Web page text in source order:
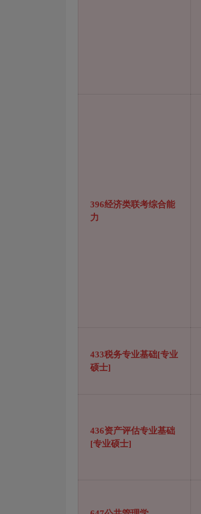
396经济类联考综合能
力
433税务专业基础[专业
硕士]
436资产评估专业基础
[专业硕士]